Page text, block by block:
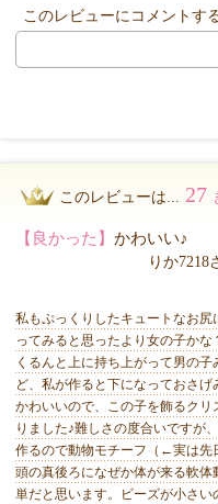
このレビューにコメントする
このレビューは... 27
【良かった】 かわいい♪
りか
私もぷっくりしたキュートなお尻
ってみると思ったより女の子か
くるんと上に持ち上がって男の
ど、私が作ると下になっておさげ
かわいいので、この子を飾るクリ
りました♪難しさの度合いですが
作るので動物モチーフ（←実は先
頭の真後ろになぜか体が来る軟
単だと思います。ビーズが小さ